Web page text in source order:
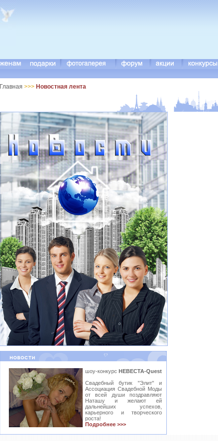
Главная >>> Новостная лента
шоу-конкурс НЕВЕСТА-Quest
Свадебный бутик "Элит" и
Ассоциация Свадебной Моды
от всей души поздравляют
Наташу и желают ей
дальнейших успехов,
карьерного и творческого
роста!
Подробнее >>>